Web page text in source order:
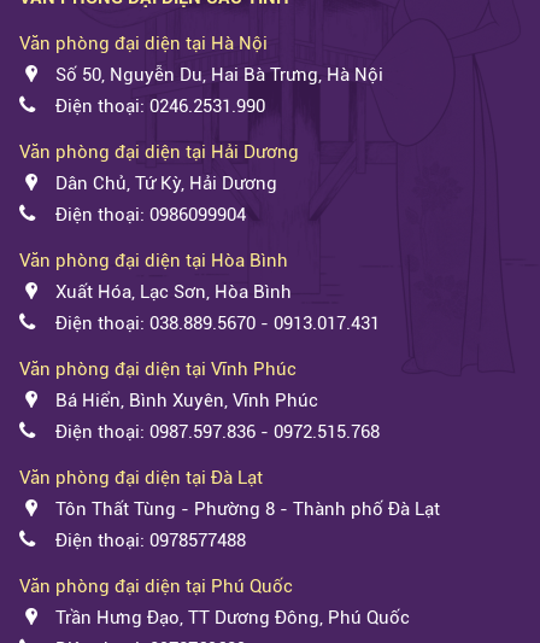
Văn phòng đại diện tại Hà Nội
Số 50, Nguyễn Du, Hai Bà Trưng, Hà Nội
Điện thoại: 0246.2531.990
Văn phòng đại diện tại Hải Dương
Dân Chủ, Tứ Kỳ, Hải Dương
Điện thoại: 0986099904
Văn phòng đại diện tại Hòa Bình
Xuất Hóa, Lạc Sơn, Hòa Bình
Điện thoại: 038.889.5670 - 0913.017.431
Văn phòng đại diện tại Vĩnh Phúc
Bá Hiển, Bình Xuyên, Vĩnh Phúc
Điện thoại: 0987.597.836 - 0972.515.768
Văn phòng đại diện tại Đà Lạt
Tôn Thất Tùng - Phường 8 - Thành phố Đà Lạt
Điện thoại: 0978577488
Văn phòng đại diện tại Phú Quốc
Trần Hưng Đạo, TT Dương Đông, Phú Quốc